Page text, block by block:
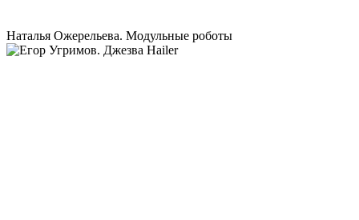
Наталья Ожерельева. Модульные роботы